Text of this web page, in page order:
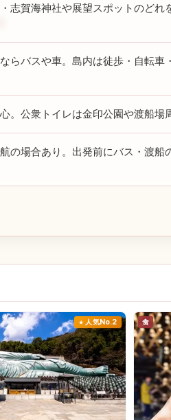
志賀海神社や展望スポットのどれ
らバスや車。島内は徒歩・自転車
。公衆トイレは金印公園や渡船場
の場合あり。出発前にバス・渡船
人気No.2 食